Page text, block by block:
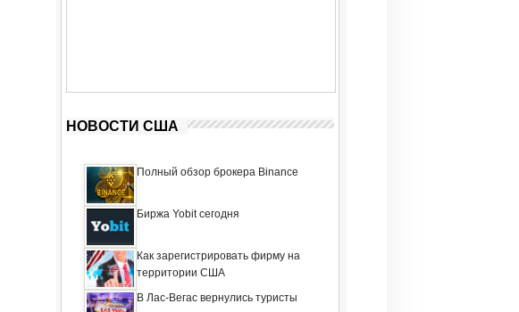
НОВОСТИ США
Полный обзор брокера Binance
Биржа Yobit сегодня
Как зарегистрировать фирму на
территории США
В Лас-Вегас вернулись туристы